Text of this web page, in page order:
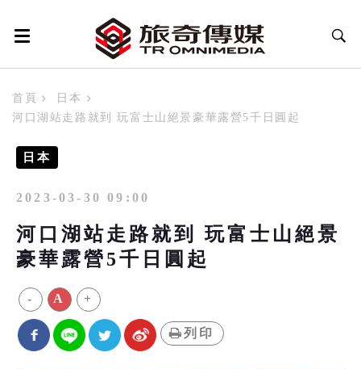
首頁
日本
河口湖站走路就到 玩富士山絕景豪華露營5千日圓起
日本
2023-03-30 09:00
河口湖站走路就到 玩富士山絕景
豪華露營5千日圓起
- A +
列印